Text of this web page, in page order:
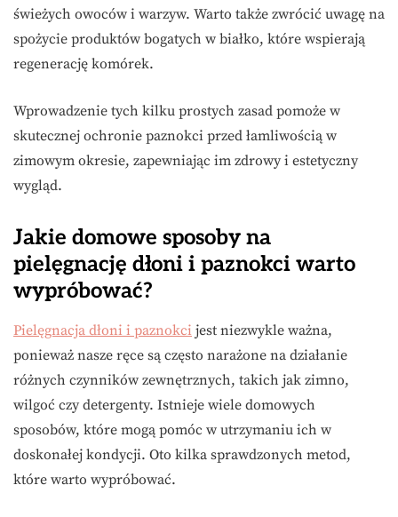
świeżych owoców i warzyw. Warto także zwrócić uwagę na
spożycie produktów bogatych w białko, które wspierają
regenerację komórek.
Wprowadzenie tych kilku prostych zasad pomoże w
skutecznej ochronie paznokci przed łamliwością w
zimowym okresie, zapewniając im zdrowy i estetyczny
wygląd.
Jakie domowe sposoby na
pielęgnację dłoni i paznokci warto
wypróbować?
Pielęgnacja dłoni i paznokci jest niezwykle ważna,
ponieważ nasze ręce są często narażone na działanie
różnych czynników zewnętrznych, takich jak zimno,
wilgoć czy detergenty. Istnieje wiele domowych
sposobów, które mogą pomóc w utrzymaniu ich w
doskonałej kondycji. Oto kilka sprawdzonych metod,
które warto wypróbować.